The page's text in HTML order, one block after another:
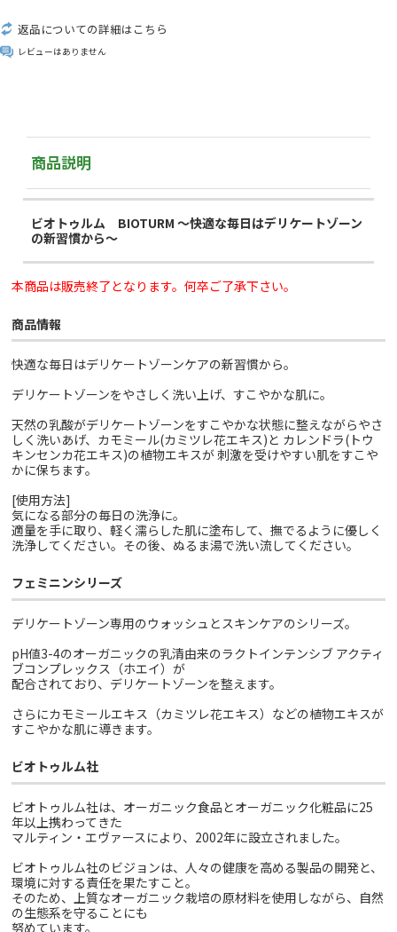
返品についての詳細はこちら
レビューはありません
商品説明
ビオトゥルム BIOTURM ～快適な毎日はデリケートゾーン
の新習慣から～
本商品は販売終了となります。何卒ご了承下さい。
商品情報
快適な毎日はデリケートゾーンケアの新習慣から。
デリケートゾーンをやさしく洗い上げ、すこやかな肌に。
天然の乳酸がデリケートゾーンをすこやかな状態に整えながらやさ
しく洗いあげ、カモミール(カミツレ花エキス)と カレンドラ(トウ
キンセンカ花エキス)の植物エキスが 刺激を受けやすい肌をすこや
かに保ちます。
[使用方法]
気になる部分の毎日の洗浄に。
適量を手に取り、軽く濡らした肌に塗布して、撫でるように優しく
洗浄してください。その後、ぬるま湯で洗い流してください。
フェミニンシリーズ
デリケートゾーン専用のウォッシュとスキンケアのシリーズ。
pH値3-4のオーガニックの乳清由来のラクトインテンシブ アクティ
ブコンプレックス（ホエイ）が
配合されており、デリケートゾーンを整えます。
さらにカモミールエキス（カミツレ花エキス）などの植物エキスが
すこやかな肌に導きます。
ビオトゥルム社
ビオトゥルム社は、オーガニック食品とオーガニック化粧品に25
年以上携わってきた
マルティン・エヴァースにより、2002年に設立されました。
ビオトゥルム社のビジョンは、人々の健康を高める製品の開発と、
環境に対する責任を果たすこと。
そのため、上質なオーガニック栽培の原材料を使用しながら、自然
の生態系を守ることにも
努めています。